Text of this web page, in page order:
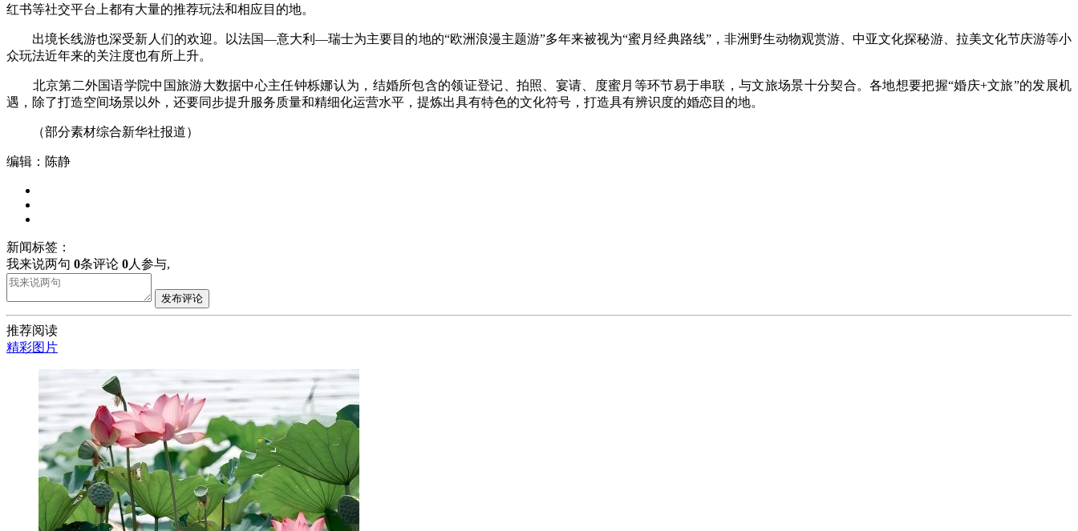
红书等社交平台上都有大量的推荐玩法和相应目的地。
出境长线游也深受新人们的欢迎。以法国—意大利—瑞士为主要目的地的“欧洲浪漫主题游”多年来被视为“蜜月经典路线”，非洲野生动物观赏游、中亚文化探秘游、拉美文化节庆游等小
众玩法近年来的关注度也有所上升。
北京第二外国语学院中国旅游大数据中心主任钟栎娜认为，结婚所包含的领证登记、拍照、宴请、度蜜月等环节易于串联，与文旅场景十分契合。各地想要把握“婚庆+文旅”的发展机
遇，除了打造空间场景以外，还要同步提升服务质量和精细化运营水平，提炼出具有特色的文化符号，打造具有辨识度的婚恋目的地。
（部分素材综合新华社报道）
编辑：陈静
新闻标签：
我来说两句 0条评论 0人参与,
发布评论
推荐阅读